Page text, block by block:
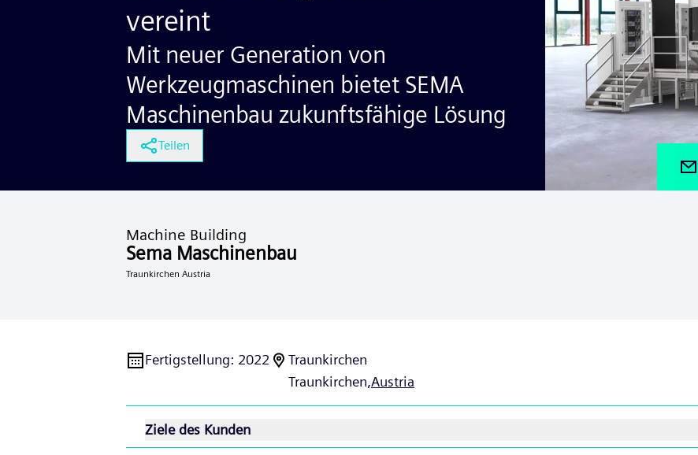
vereint
Mit neuer Generation von
Werkzeugmaschinen bietet SEMA
Maschinenbau zukunftsfähige Lösung
Teilen
Machine Building
Sema Maschinenbau
Traunkirchen Austria
Fertigstellung: 2022
Traunkirchen
Traunkirchen,Austria
Ziele des Kunden